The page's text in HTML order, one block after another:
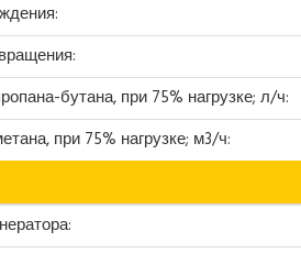
бутана, при 75% нагрузке; л/ч:
при 75% нагрузке; м3/ч: